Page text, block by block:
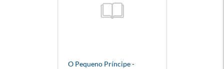
O Pequeno Príncipe -